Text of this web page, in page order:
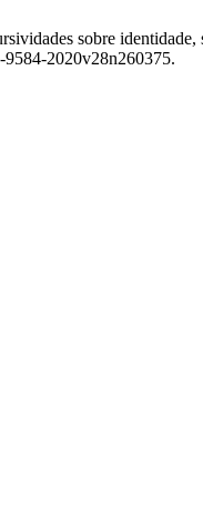
sobre
2020v28n260375.